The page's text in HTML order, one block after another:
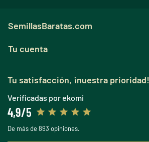
SemillasBaratas.com
Tu cuenta
Tu satisfacción, ¡nuestra prioridad!
Verificadas por ekomi
4,9/5
De más de 893 opiniones.